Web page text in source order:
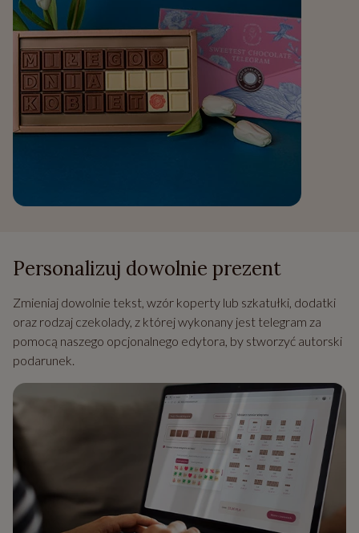
Personalizuj dowolnie prezent
Zmieniaj dowolnie tekst, wzór koperty lub szkatułki, dodatki
oraz rodzaj czekolady, z której wykonany jest telegram za
pomocą naszego opcjonalnego edytora, by stworzyć autorski
podarunek.